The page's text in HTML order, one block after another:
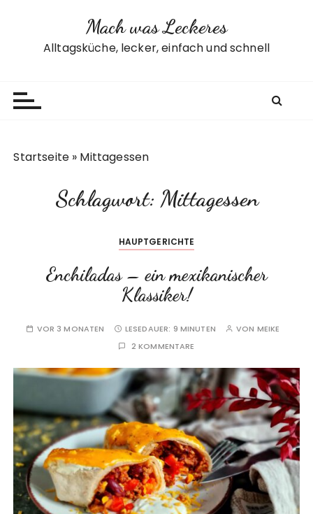
Mach was Leckeres
Alltagsküche, lecker, einfach und schnell
Startseite » Mittagessen
Schlagwort: Mittagessen
HAUPTGERICHTE
Enchiladas – ein mexikanischer
Klassiker!
VOR 3 MONATEN LESEDAUER: 9 MINUTEN VON MEIKE
2 KOMMENTARE